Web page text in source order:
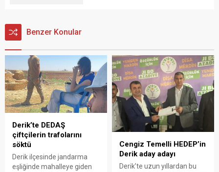
Benzer Konular
Derik’te DEDAŞ
çiftçilerin trafolarını
söktü
Derik ilçesinde jandarma
eşliğinde mahalleye giden
Cengiz Temelli HEDEP’in
Derik aday adayı
Derik’te uzun yıllardan bu